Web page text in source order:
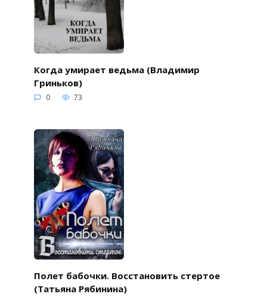
Когда умирает ведьма (Владимир
Гриньков)
0 73
Полет бабочки. Восстановить стертое
(Татьяна Рябинина)